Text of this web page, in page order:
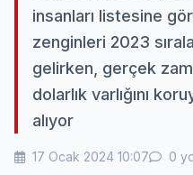
insanları listesine
zenginleri 2023
gelirken, gerçek
dolarlık varlığını
alıyor
17 Ocak 2024 10:07 0